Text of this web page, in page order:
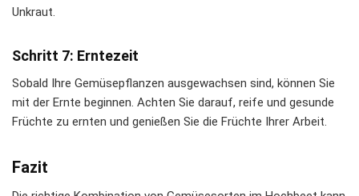
Unkraut.
Schritt 7: Erntezeit
Sobald Ihre Gemüsepflanzen ausgewachsen sind, können Sie
mit der Ernte beginnen. Achten Sie darauf, reife und gesunde
Früchte zu ernten und genießen Sie die Früchte Ihrer Arbeit.
Fazit